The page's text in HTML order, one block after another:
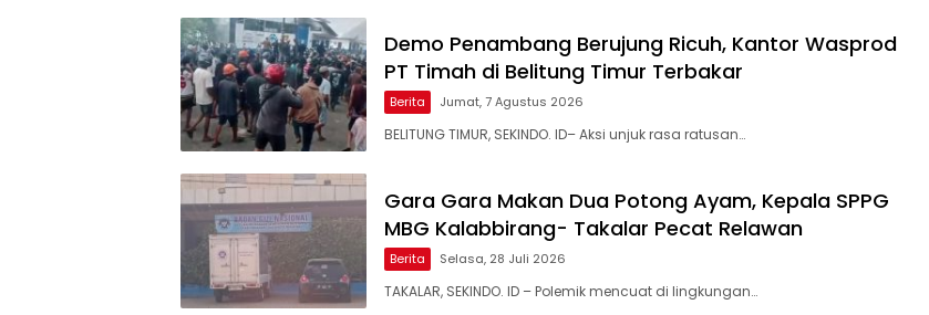
Demo Penambang Berujung Ricuh, Kantor Wasprod
PT Timah di Belitung Timur Terbakar
Berita Jumat, 7 Agustus 2026
BELITUNG TIMUR, SEKINDO. ID– Aksi unjuk rasa ratusan…
Gara Gara Makan Dua Potong Ayam, Kepala SPPG
MBG Kalabbirang- Takalar Pecat Relawan
Berita Selasa, 28 Juli 2026
TAKALAR, SEKINDO. ID – Polemik mencuat di lingkungan…